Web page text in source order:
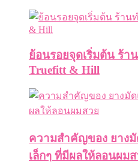
ย้อนรอยจุดเริ่มต้น ร้า
Truefitt & Hill
ความสำคัญของ ยาง
เล็กๆ ที่มีผลให้ลอนผม